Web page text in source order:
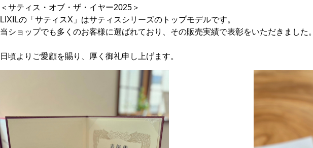
＜サティス・オブ・ザ・イヤー2025＞
LIXILの「サティスX」はサティスシリーズのトップモデルです。
当ショップでも多くのお客様に選ばれており、その販売実績で表彰をいただきました。
日頃よりご愛顧を賜り、厚く御礼申し上げます。